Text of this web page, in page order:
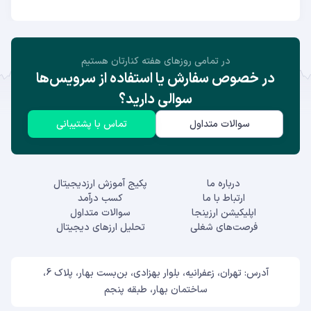
در تمامی روز‌های هفته کنارتان هستیم
در خصوص سفارش یا استفاده از سرویس‌ها
سوالی دارید؟
سوالات متداول تماس با پشتیبانی
درباره ما
ارتباط با ما
اپلیکیشن ارزینجا
فرصت‌های شغلی
پکیج آموزش ارزدیجیتال
کسب درآمد
سوالات متداول
تحلیل ارزهای دیجیتال
آدرس: تهران، زعفرانیه، بلوار بهزادی، بن‌بست بهار، پلاک 6،
ساختمان بهار، طبقه پنجم